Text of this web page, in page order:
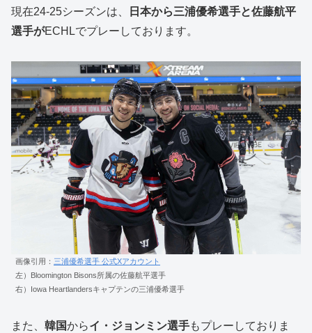
現在24-25シーズンは、
日本から三浦優希選手と佐藤航平
選手がECHLでプレーしております。
画像引用： 三浦優希選手 公式Xアカウント
左）Bloomington Bisons所属の佐藤航平選手
右）Iowa Heartlandersキャプテンの三浦優希選手
また、 韓国からイ・ジョンミン選手もプレーしておりま